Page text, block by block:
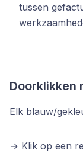
tussen
Doorklikken
Elk blauw/
→ Klik op een